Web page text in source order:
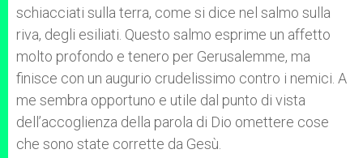
schiacciati sulla terra, come si dice nel salmo sulla
riva, degli esiliati. Questo salmo esprime un affetto
molto profondo e tenero per Gerusalemme, ma
finisce con un augurio crudelissimo contro i nemici. A
me sembra opportuno e utile dal punto di vista
dell’accoglienza della parola di Dio omettere cose
che sono state corrette da Gesù.